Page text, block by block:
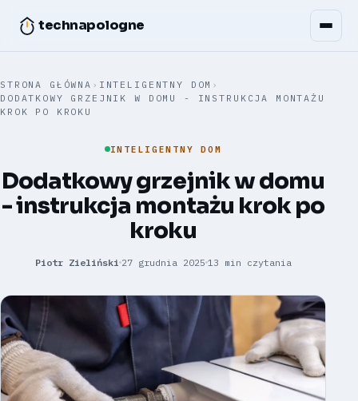
technapologne
STRONA GŁÓWNA › INTELIGENTNY DOM ›
DODATKOWY GRZEJNIK W DOMU - INSTRUKCJA MONTAŻU
KROK PO KROKU
INTELIGENTNY DOM
Dodatkowy grzejnik w domu
- instrukcja montażu krok po
kroku
Piotr Zieliński 27 grudnia 2025 13 min czytania